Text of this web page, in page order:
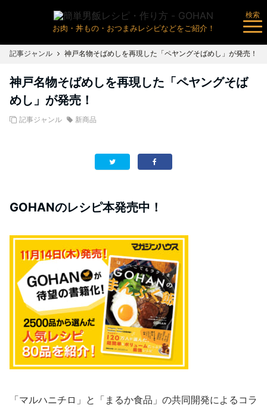
お肉・丼もの・おつまみレシピなどをご紹介！
検索
記事ジャンル 神戸名物そばめしを再現した「ペヤングそばめし」が発売！
神戸名物そばめしを再現した「ペヤングそば
めし」が発売！
記事ジャンル 新商品
GOHANのレシピ本発売中！
「マルハニチロ」と「まるか食品」の共同開発によるコラ